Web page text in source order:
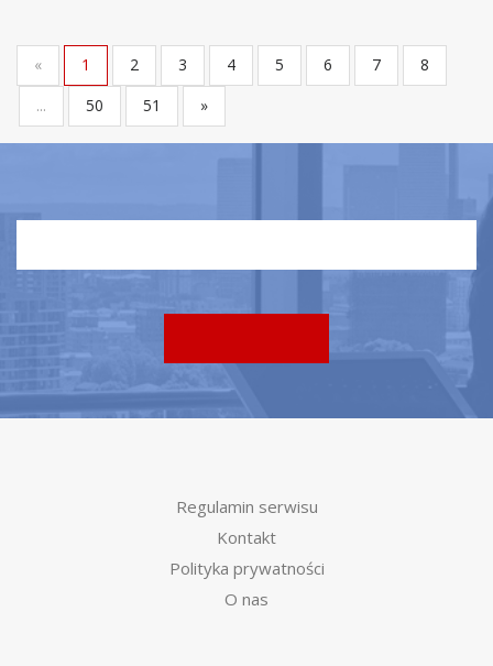
« 1 2 3 4 5 6 7
8
...
50 51 »
Regulamin serwisu
Kontakt
Polityka prywatności
O nas